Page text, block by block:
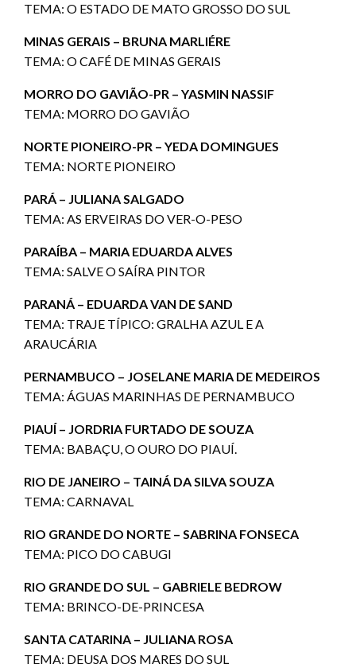
TEMA: O ESTADO DE MATO GROSSO DO SUL
MINAS GERAIS – BRUNA MARLIÉRE
TEMA: O CAFÉ DE MINAS GERAIS
MORRO DO GAVIÃO-PR – YASMIN NASSIF
TEMA: MORRO DO GAVIÃO
NORTE PIONEIRO-PR – YEDA DOMINGUES
TEMA: NORTE PIONEIRO
PARÁ – JULIANA SALGADO
TEMA: AS ERVEIRAS DO VER-O-PESO
PARAÍBA – MARIA EDUARDA ALVES
TEMA: SALVE O SAÍRA PINTOR
PARANÁ – EDUARDA VAN DE SAND
TEMA: TRAJE TÍPICO: GRALHA AZUL E A
ARAUCÁRIA
PERNAMBUCO – JOSELANE MARIA DE MEDEIROS
TEMA: ÁGUAS MARINHAS DE PERNAMBUCO
PIAUÍ – JORDRIA FURTADO DE SOUZA
TEMA: BABAÇU, O OURO DO PIAUÍ.
RIO DE JANEIRO – TAINÁ DA SILVA SOUZA
TEMA: CARNAVAL
RIO GRANDE DO NORTE – SABRINA FONSECA
TEMA: PICO DO CABUGI
RIO GRANDE DO SUL – GABRIELE BEDROW
TEMA: BRINCO-DE-PRINCESA
SANTA CATARINA – JULIANA ROSA
TEMA: DEUSA DOS MARES DO SUL